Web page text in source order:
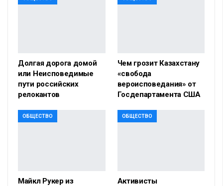
Долгая дорога домой
или Неисповедимые
пути российских
релокантов
Чем грозит Казахстану
«свобода
вероисповедания» от
Госдепартамента США
ОБЩЕСТВО
Майкл Рукер из
ОБЩЕСТВО
Активисты